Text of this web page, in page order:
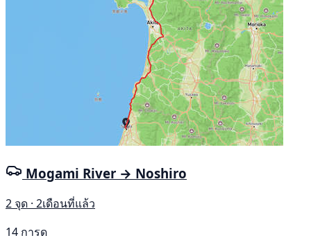
Mogami River → Noshiro
2 จุด · 2เดือนที่แล้ว
14 การดู